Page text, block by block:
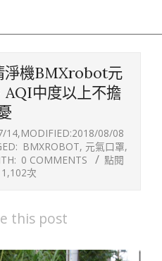
淨機BMXrobot元
中度以上不擔
14,MODIFIED:2018/08/08
BMXROBOT, 元氣口罩,
0 COMMENTS
點閱
次
this post